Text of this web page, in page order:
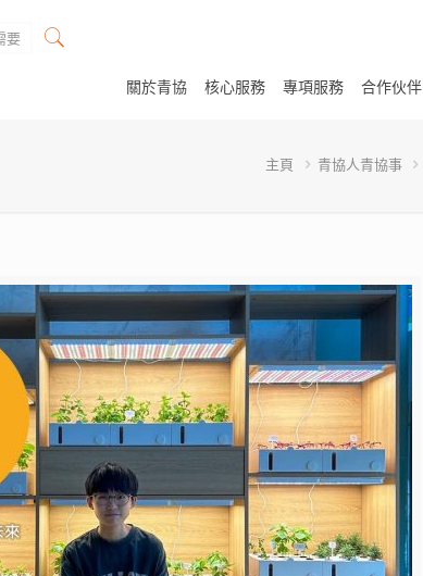
關於青協 核心服務 專項服務 合作伙伴
主頁 青協人青協事